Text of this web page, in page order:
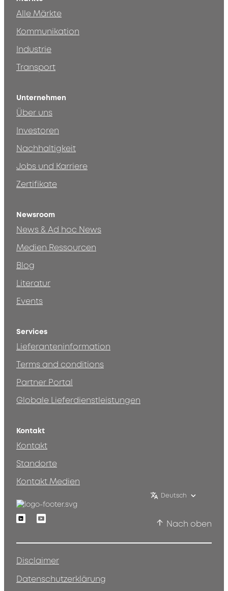
Alle Märkte
Kommunikation
Industrie
Transport
Unternehmen
Über uns
Investoren
Nachhaltigkeit
Jobs und Karriere
Zertifikate
Newsroom
News & Ad hoc News
Medien Ressourcen
Blog
Literatur
Events
Services
Lieferanteninformation
Terms and conditions
Partner Portal
Globale Lieferdienstleistungen
Kontakt
Kontakt
Standorte
Kontakt Medien
Deutsch
LinkedinYoutube
Nach oben
Disclaimer
Datenschutzerklärung